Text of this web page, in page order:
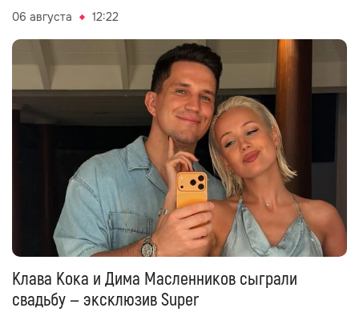
06 августа 12:22
Клава Кока и Дима Масленников сыграли
свадьбу — эксклюзив Super